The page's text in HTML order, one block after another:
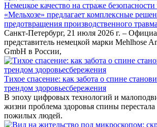
Немецкое качество на страже
«Мельхозе» предлагает комплексные
предотвращения производственного
Санкт-Петербург, 21 июля 2026 г. –
представитель немецкой марки Mehlhose
GmbH в России,
Тихое спасение: как забота о спине
трендом здоровьесбережения
В эпоху цифровых технологий и
жизни проблема здоровья спины
пожилых людей.